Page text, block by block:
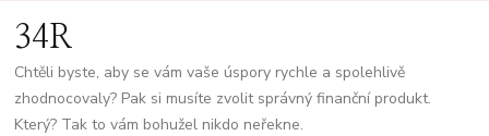
34R
Chtěli byste, aby se vám vaše úspory rychle a spolehlivě
zhodnocovaly? Pak si musíte zvolit správný finanční produkt.
Který? Tak to vám bohužel nikdo neřekne.